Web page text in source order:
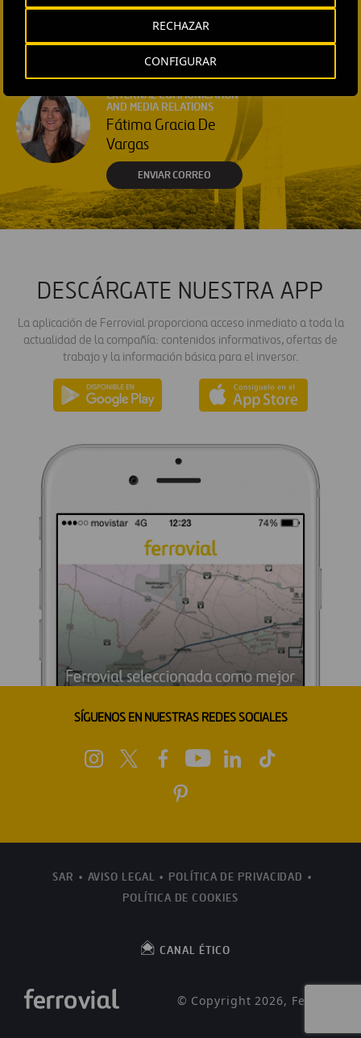
CONFIGURAR
RECHAZAR
EXTERNAL COMMUNICATION
AND MEDIA RELATIONS
Isabel Muñoz Torres
ENVIAR CORREO
EXTERNAL COMMUNICATION
AND MEDIA RELATIONS
Fátima Gracia De
Vargas
ENVIAR CORREO
DESCÁRGATE NUESTRA APP
La aplicación de Ferrovial proporciona acceso inmediato a toda la
actualidad de la compañía: contenidos informativos, ofertas de
trabajo y la información básica para el inversor.
SÍGUENOS EN NUESTRAS REDES SOCIALES
SAR AVISO LEGAL
POLÍTICA DE PRIVACIDAD
POLÍTICA DE COOKIES
CANAL ÉTICO
© Copyright 2026, Ferrovial